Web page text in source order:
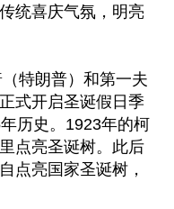
统喜庆气氛，明亮
特朗普）和第一夫
式开启圣诞假日季
历史。1923年的柯
点亮圣诞树。此后
点亮国家圣诞树，